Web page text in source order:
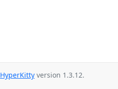
HyperKitty version 1.3.12.